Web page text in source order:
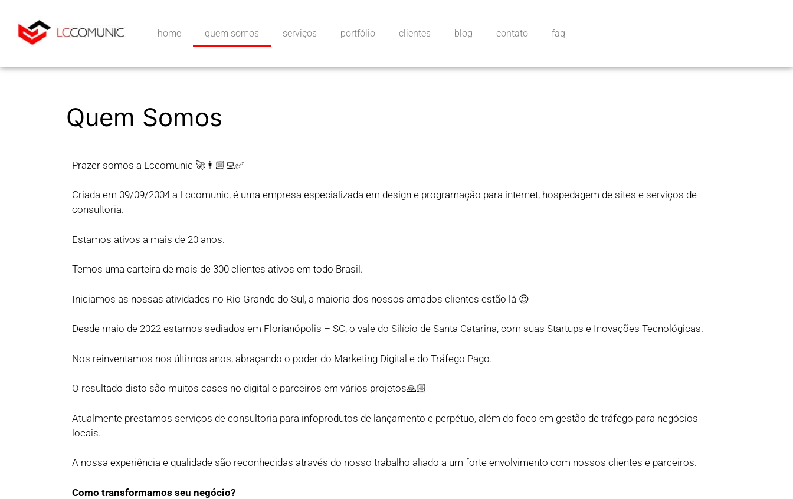
home quem somos serviços portfólio clientes blog contato faq
Quem Somos
Prazer somos a Lccomunic 🚀👨🏻‍💻✅
Criada em 09/09/2004 a Lccomunic, é uma empresa especializada em design e programação para internet, hospedagem de sites e serviços de
consultoria.
Estamos ativos a mais de 20 anos.
Temos uma carteira de mais de 300 clientes ativos em todo Brasil.
Iniciamos as nossas atividades no Rio Grande do Sul, a maioria dos nossos amados clientes estão lá 😍
Desde maio de 2022 estamos sediados em Florianópolis – SC, o vale do Silício de Santa Catarina, com suas Startups e Inovações Tecnológicas.
Nos reinventamos nos últimos anos, abraçando o poder do Marketing Digital e do Tráfego Pago.
O resultado disto são muitos cases no digital e parceiros em vários projetos🙏🏻
Atualmente prestamos serviços de consultoria para infoprodutos de lançamento e perpétuo, além do foco em gestão de tráfego para negócios
locais.
A nossa experiência e qualidade são reconhecidas através do nosso trabalho aliado a um forte envolvimento com nossos clientes e parceiros.
Como transformamos seu negócio?